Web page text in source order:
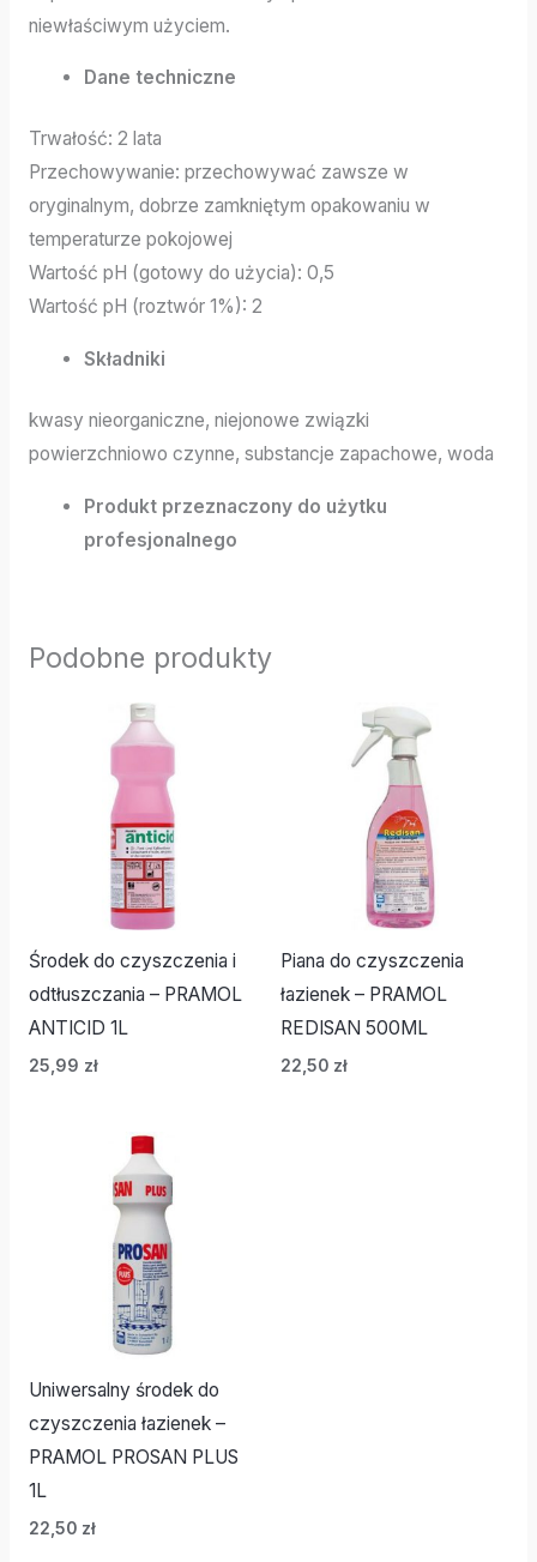
niewłaściwym użyciem.
Dane techniczne
Trwałość: 2 lata
Przechowywanie: przechowywać zawsze w
oryginalnym, dobrze zamkniętym opakowaniu w
temperaturze pokojowej
Wartość pH (gotowy do użycia): 0,5
Wartość pH (roztwór 1%): 2
Składniki
kwasy nieorganiczne, niejonowe związki
powierzchniowo czynne, substancje zapachowe, woda
Produkt przeznaczony do użytku
profesjonalnego
Podobne produkty
Środek do czyszczenia i
odtłuszczania – PRAMOL
ANTICID 1L
25,99 zł
Piana do czyszczenia
łazienek – PRAMOL
REDISAN 500ML
22,50 zł
Uniwersalny środek do
czyszczenia łazienek –
PRAMOL PROSAN PLUS
1L
22,50 zł